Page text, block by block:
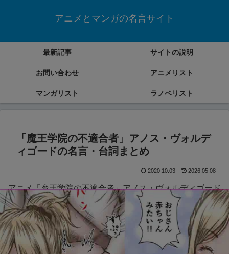
アニメとマンガの名言サイト
最新記事 サイトの説明
お問い合わせ アニメリスト
マンガリスト ラノベリスト
「魔王学院の不適合者」アノス・ヴォルデ
ィゴードの名言・台詞まとめ
2020.10.03 2026.05.08
アニメ「魔王学院の不適合者」アノス・ヴォルディゴード
の名言・台詞をまとめていきます。